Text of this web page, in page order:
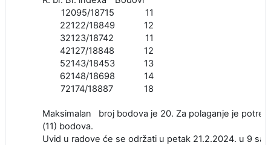
12095/18715
11
22122/18849
12
32123/18742
11
42127/18848
12
52143/18453
13
62148/18698
14
72174/18887 18
Maksimalan broj bodova je 20. Za polaganje je
(11) bodova.
Uvid u radove će se održati u petak 21.2.2024. u 9